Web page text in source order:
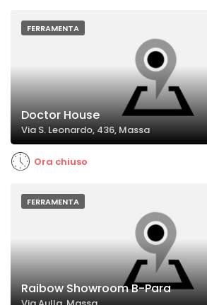
FERRAMENTA
Doctor House
Via S. Leonardo, 436, Massa
Ora chiuso
FERRAMENTA
Raibow Showroom B-Para